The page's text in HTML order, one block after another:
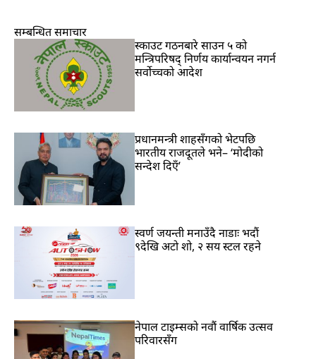
सम्बन्धित समाचार
स्काउट गठनबारे साउन ५ को
मन्त्रिपरिषद् निर्णय कार्यान्वयन नगर्न
सर्वोच्चको आदेश
प्रधानमन्त्री शाहसँगको भेटपछि
भारतीय राजदूतले भने– ‘मोदीको
सन्देश दिएँ’
स्वर्ण जयन्ती मनाउँदै नाडाः भदौं
९देखि अटो शो, २ सय स्टल रहने
नेपाल टाइम्सको नवौं वार्षिक उत्सव
परिवारसँग